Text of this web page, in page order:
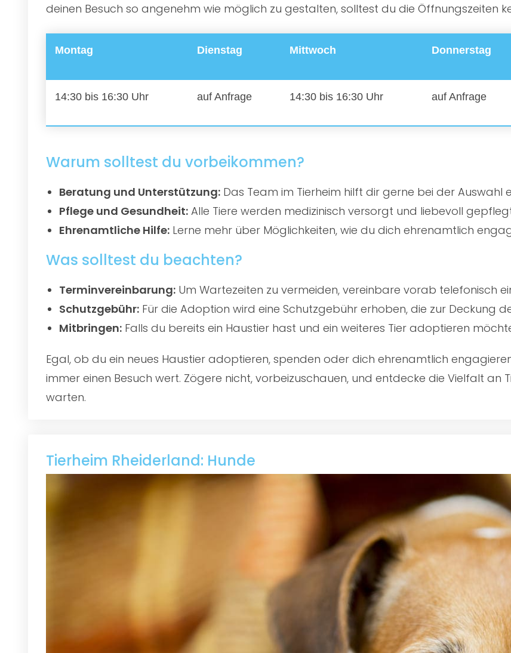
deinen Besuch so angenehm wie möglich zu gestalten, solltest du die Öffnungszeiten
Montag Dienstag Mittwoch Donnerstag
14:30 bis 16:30 Uhr auf Anfrage 14:30 bis 16:30 Uhr auf Anfrage
Warum solltest du vorbeikommen?
Beratung und Unterstützung: Das Team im Tierheim hilft dir gerne bei der Auswahl
Pflege und Gesundheit: Alle Tiere werden medizinisch versorgt und liebevoll
Ehrenamtliche Hilfe: Lerne mehr über Möglichkeiten, wie du dich ehrenamtlich
Was solltest du beachten?
Terminvereinbarung: Um Wartezeiten zu vermeiden, vereinbare vorab telefonisch
Schutzgebühr: Für die Adoption wird eine Schutzgebühr erhoben, die zur Deckung
Mitbringen: Falls du bereits ein Haustier hast und ein weiteres Tier adoptieren
Egal, ob du ein neues Haustier adoptieren, spenden oder dich ehrenamtlich
immer einen Besuch wert. Zögere nicht, vorbeizuschauen, und entdecke die Vielfalt an
warten.
Tierheim Rheiderland: Hunde